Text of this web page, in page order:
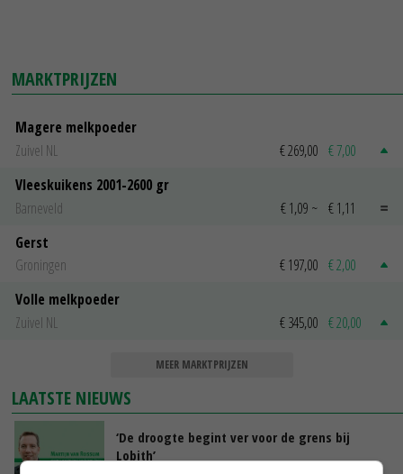
MARKTPRIJZEN
Magere melkpoeder
Zuivel NL
€ 269,00 € 7,00
Vleeskuikens 2001-2600 gr
Barneveld
€ 1,09 ~ € 1,11
Gerst
Groningen
€ 197,00 € 2,00
Volle melkpoeder
Zuivel NL
€ 345,00 € 20,00
MEER MARKTPRIJZEN
LAATSTE NIEUWS
‘De droogte begint ver voor de grens bij
Lobith’